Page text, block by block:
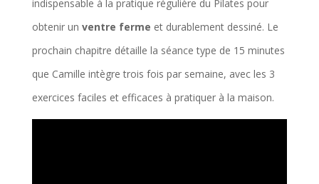
indispensable à la pratique régulière du Pilates pour
obtenir un ventre ferme et durablement dessiné. Le
prochain chapitre détaille la séance type de 15 minutes
que Camille intègre trois fois par semaine, avec les 3
exercices faciles et efficaces à pratiquer à la maison.